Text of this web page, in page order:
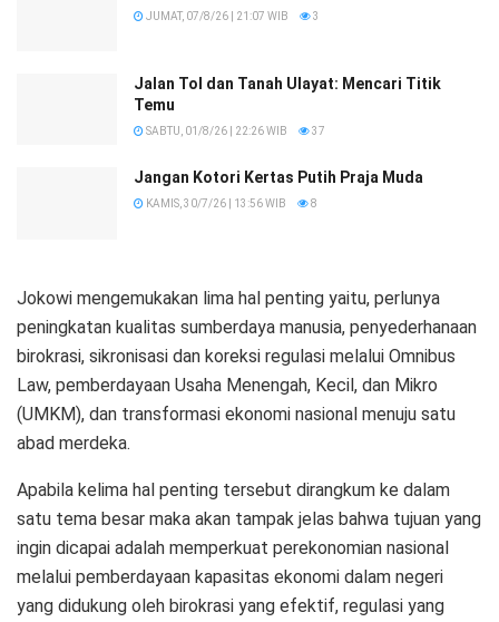
JUMAT, 07/8/26 | 21:07 WIB 3
Jalan Tol dan Tanah Ulayat: Mencari Titik
Temu
SABTU, 01/8/26 | 22:26 WIB 37
Jangan Kotori Kertas Putih Praja Muda
KAMIS, 30/7/26 | 13:56 WIB 8
Jokowi mengemukakan lima hal penting yaitu, perlunya
peningkatan kualitas sumberdaya manusia, penyederhanaan
birokrasi, sikronisasi dan koreksi regulasi melalui Omnibus
Law, pemberdayaan Usaha Menengah, Kecil, dan Mikro
(UMKM), dan transformasi ekonomi nasional menuju satu
abad merdeka.
Apabila kelima hal penting tersebut dirangkum ke dalam
satu tema besar maka akan tampak jelas bahwa tujuan yang
ingin dicapai adalah memperkuat perekonomian nasional
melalui pemberdayaan kapasitas ekonomi dalam negeri
yang didukung oleh birokrasi yang efektif, regulasi yang